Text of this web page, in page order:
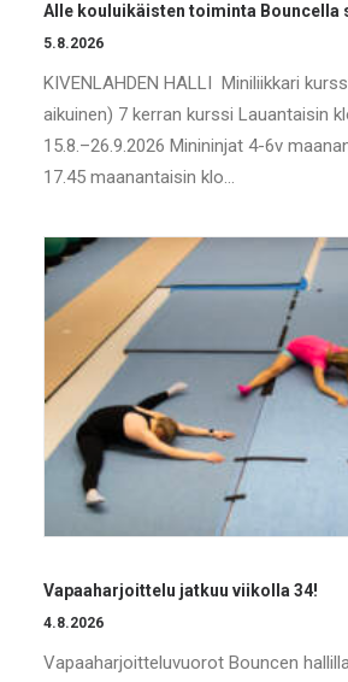
Alle kouluikäisten toiminta Bouncella
5.8.2026
KIVENLAHDEN HALLI Miniliikkari
aikuinen) 7 kerran kurssi Lauantaisin
15.8.–26.9.2026 Minininjat 4-6v
17.45 maanantaisin klo…
Vapaaharjoittelu jatkuu viikolla 34!
4.8.2026
Vapaaharjoitteluvuorot Bouncen